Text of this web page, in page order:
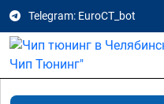
Telegram: EuroCT_bot